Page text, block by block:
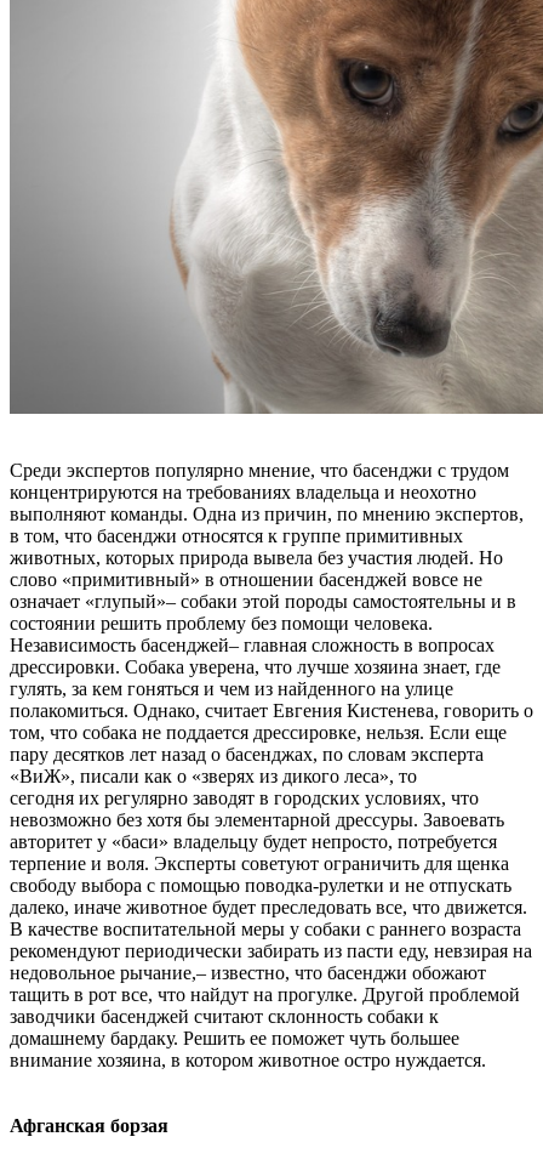
Среди экспертов популярно мнение, что басенджи с трудом
концентрируются на требованиях владельца и неохотно
выполняют команды. Одна из причин, по мнению экспертов,
в том, что басенджи относятся к группе примитивных
животных, которых природа вывела без участия людей. Но
слово «примитивный» в отношении басенджей вовсе не
означает «глупый»– собаки этой породы самостоятельны и в
состоянии решить проблему без помощи человека.
Независимость басенджей– главная сложность в вопросах
дрессировки. Собака уверена, что лучше хозяина знает, где
гулять, за кем гоняться и чем из найденного на улице
полакомиться. Однако, считает Евгения Кистенева, говорить о
том, что собака не поддается дрессировке, нельзя. Если еще
пару десятков лет назад о басенджах, по словам эксперта
«ВиЖ», писали как о «зверях из дикого леса», то
сегодня их регулярно заводят в городских условиях, что
невозможно без хотя бы элементарной дрессуры. Завоевать
авторитет у «баси» владельцу будет непросто, потребуется
терпение и воля. Эксперты советуют ограничить для щенка
свободу выбора с помощью поводка-рулетки и не отпускать
далеко, иначе животное будет преследовать все, что движется.
В качестве воспитательной меры у собаки с раннего возраста
рекомендуют периодически забирать из пасти еду, невзирая на
недовольное рычание,– известно, что басенджи обожают
тащить в рот все, что найдут на прогулке. Другой проблемой
заводчики басенджей считают склонность собаки к
домашнему бардаку. Решить ее поможет чуть большее
внимание хозяина, в котором животное остро нуждается.
Афганская борзая